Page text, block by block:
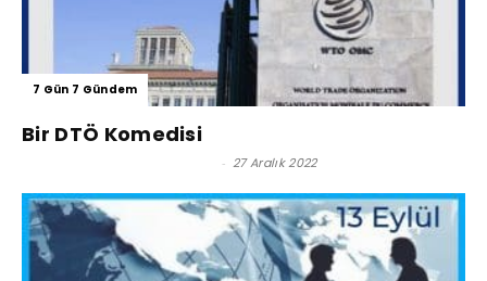
7 Gün 7 Gündem
Bir DTÖ Komedisi
- 27 Aralık 2022